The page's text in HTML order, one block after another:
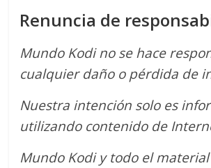
Renuncia de
Mundo Kodi no se hace
cualquier daño o pérdida de
Nuestra intención solo es
utilizando contenido de
Mundo Kodi y todo el